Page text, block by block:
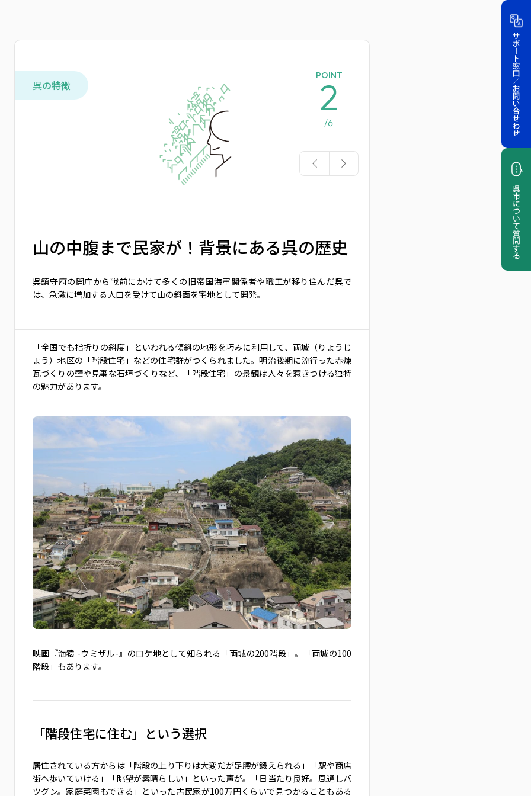
呉の特徴
POINT
2
/6
山の中腹まで民家が！背景にある呉の歴史
呉鎮守府の開庁から戦前にかけて多くの旧帝国海軍関係者や職工が移り住んだ呉で
は、急激に増加する人口を受けて山の斜面を宅地として開発。
「全国でも指折りの斜度」といわれる傾斜の地形を巧みに利用して、両城（りょうじ
ょう）地区の「階段住宅」などの住宅群がつくられました。明治後期に流行った赤煉
瓦づくりの壁や見事な石垣づくりなど、「階段住宅」の景観は人々を惹きつける独特
の魅力があります。
映画『海猿 -ウミザル-』のロケ地として知られる「両城の200階段」。「両城の100
階段」もあります。
「階段住宅に住む」という選択
居住されている方からは「階段の上り下りは大変だが足腰が鍛えられる」「駅や商店
街へ歩いていける」「眺望が素晴らしい」といった声が。「日当たり良好。風通しバ
ツグン。家庭菜園もできる」といった古民家が100万円くらいで見つかることもある